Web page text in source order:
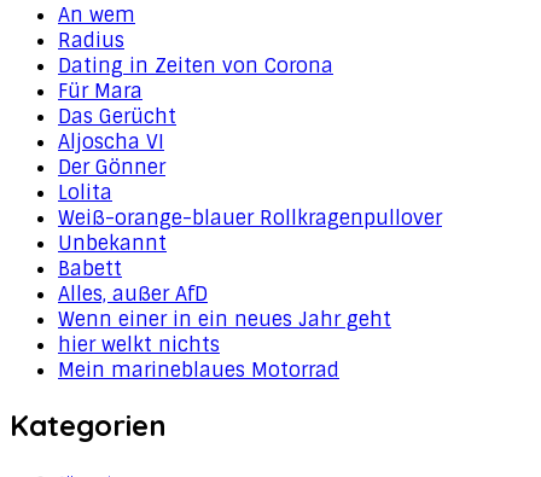
An wem
Radius
Dating in Zeiten von Corona
Für Mara
Das Gerücht
Aljoscha VI
Der Gönner
Lolita
Weiß-orange-blauer Rollkragenpullover
Unbekannt
Babett
Alles, außer AfD
Wenn einer in ein neues Jahr geht
hier welkt nichts
Mein marineblaues Motorrad
Kategorien